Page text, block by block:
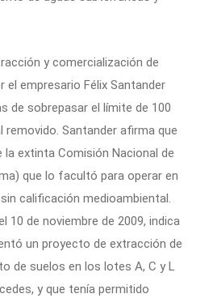
y comercialización de
el empresario Félix Santander
de sobrepasar el límite de 100
Santander afirma que
extinta Comisión Nacional de
que lo facultó para operar en
calificación medioambiental.
10 de noviembre de 2009, indica
un proyecto de extracción de
de suelos en los lotes A, C y L
y que tenía permitido